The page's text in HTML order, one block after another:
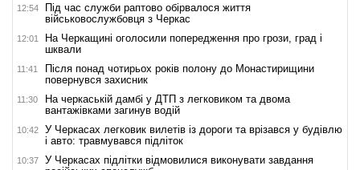
12:54
Під час служби раптово обірвалося життя
військовослужбовця з Черкас
12:01
На Черкащині оголосили попередження про грози, град і
шквали
11:41
Після понад чотирьох років полону до Монастирищини
повернувся захисник
11:30
На черкаській дамбі у ДТП з легковиком та двома
вантажівками загинув водій
10:42
У Черкасах легковик вилетів із дороги та врізався у будівлю
і авто: травмувався підліток
10:37
У Черкасах підлітки відмовилися виконувати завдання